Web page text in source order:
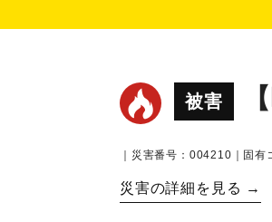
被害
｜災害番号：004210｜固
災害の詳細を見る →